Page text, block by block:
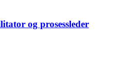
og prosessleder